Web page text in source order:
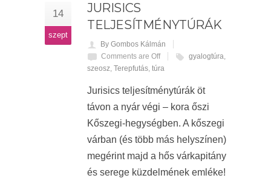
14
szept
JURISICS
TELJESÍTMÉNYTÚRÁK
By Gombos Kálmán
Comments are Off
gyalogtúra,
szeosz, Terepfutás, túra
Jurisics teljesítménytúrák öt
távon a nyár végi – kora őszi
Kőszegi-hegységben. A kőszegi
várban (és több más helyszínen)
megérint majd a hős várkapitány
és serege küzdelmének emléke!